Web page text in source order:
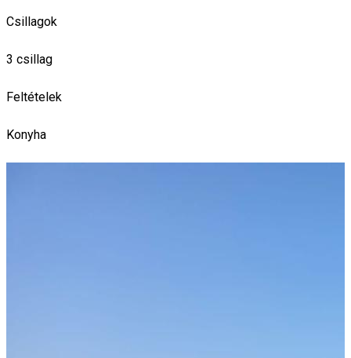
Csillagok
3 csillag
Feltételek
Konyha